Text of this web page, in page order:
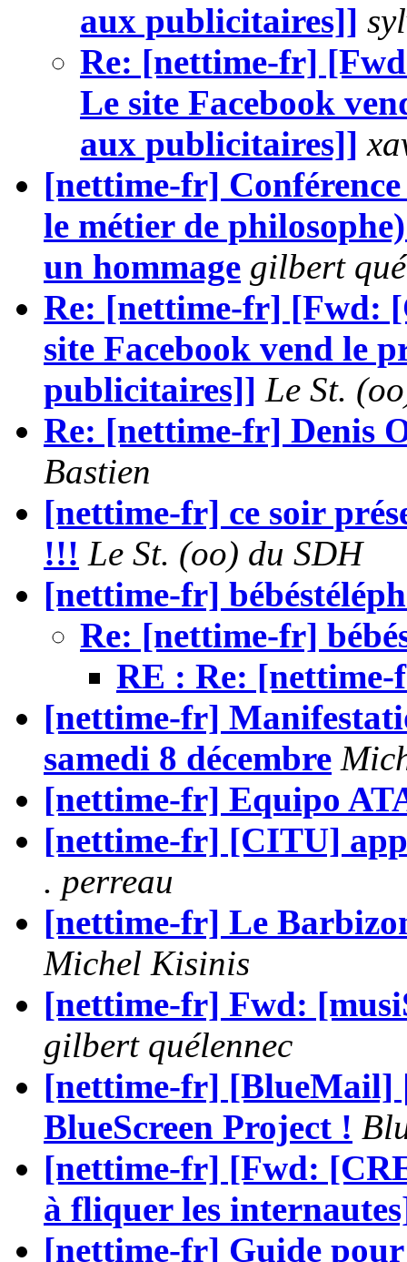
aux publicitaires]]
Re: [nettime-fr]
Le site Facebook
aux publicitaires]]
[nettime-fr]
le métier de
un hommage gilbert
Re: [nettime-fr] [Fwd:
site Facebook vend le
publicitaires]] Le St.
Re: [nettime-fr] Denis
Bastien
[nettime-fr] ce soir
!!! Le St. (oo) du SDH
[nettime-fr]
Re: [nettime-fr]
RE : Re: [nettime-
[nettime-fr]
samedi 8 décembre
[nettime-fr] Equipo
[nettime-fr] [CITU]
. perreau
[nettime-fr] Le
Michel Kisinis
[nettime-fr] Fwd:
gilbert quélennec
[nettime-fr] [BlueMail]
BlueScreen Project !
[nettime-fr] [Fwd:
à fliquer les
[nettime-fr] Guide